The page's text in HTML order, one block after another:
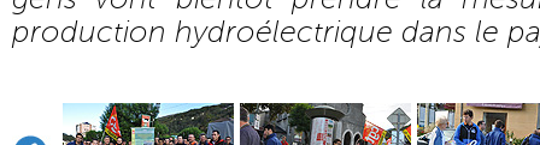
production hydroélectrique dans le